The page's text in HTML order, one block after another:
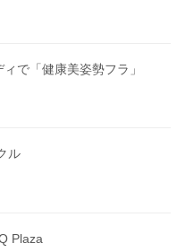
で「健康美姿勢フラ」
ル
Plaza